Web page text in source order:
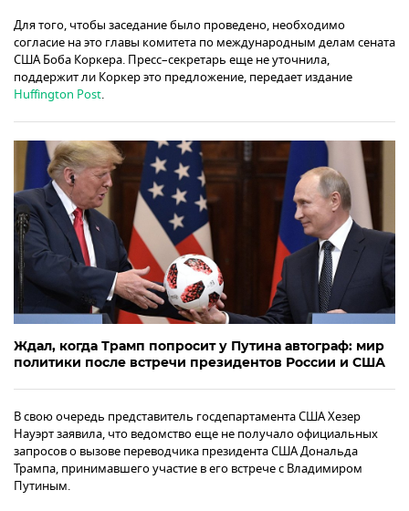
Для того, чтобы заседание было проведено, необходимо
согласие на это главы комитета по международным делам сената
США Боба Коркера. Пресс–секретарь еще не уточнила,
поддержит ли Коркер это предложение, передает издание
Huffington Post.
Ждал, когда Трамп попросит у Путина автограф: мир
политики после встречи президентов России и США
В свою очередь представитель госдепартамента США Хезер
Науэрт заявила, что ведомство еще не получало официальных
запросов о вызове переводчика президента США Дональда
Трампа, принимавшего участие в его встрече с Владимиром
Путиным.